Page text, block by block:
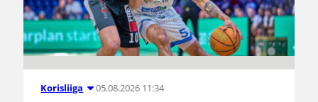
Korisliiga 05.08.2026 11:34